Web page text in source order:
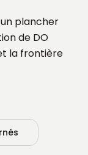
plancher
de DO
la frontière